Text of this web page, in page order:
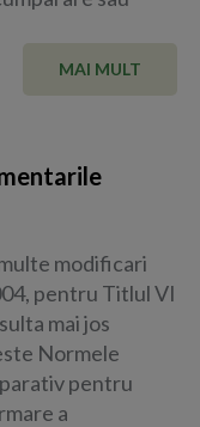
MAI MULT
modificari
pentru Titlul VI
mai jos
Normele
pentru
a